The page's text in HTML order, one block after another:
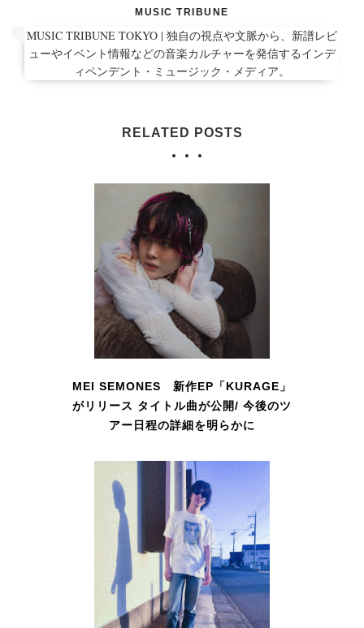
MUSIC TRIBUNE
MUSIC TRIBUNE TOKYO | 独自の視点や文脈から、新譜レビ
ューやイベント情報などの音楽カルチャーを発信するインデ
ィペンデント・ミュージック・メディア。
RELATED POSTS
MEI SEMONES 新作EP「KURAGE」
がリリース タイトル曲が公開/ 今後のツ
アー日程の詳細を明らかに